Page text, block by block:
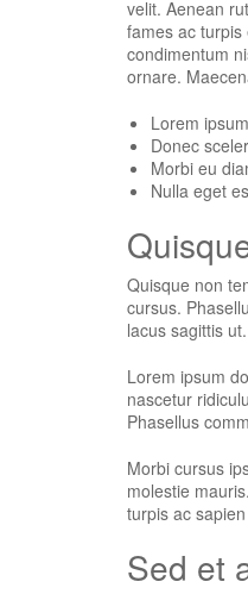
velit. Aenean
fames ac
condimentum
ornare.
Lorem
Donec
Morbi eu
Nulla eget
Quisque non
cursus.
lacus sagittis ut.
Lorem ipsum
nascetur
Phasellus
Morbi cursus
molestie
turpis ac
Sed et